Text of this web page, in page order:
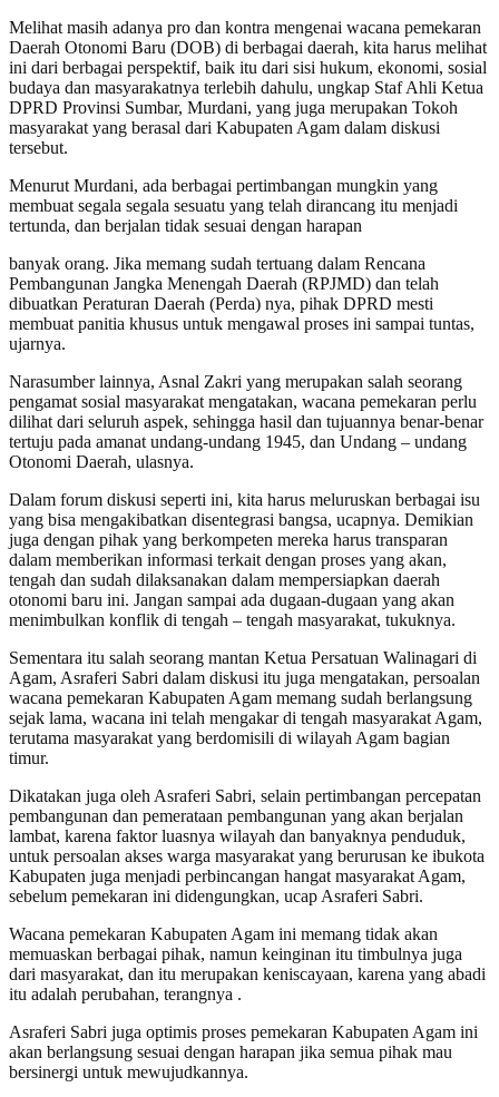
Melihat masih adanya pro dan kontra mengenai wacana pemekaran
Daerah Otonomi Baru (DOB) di berbagai daerah, kita harus melihat
ini dari berbagai perspektif, baik itu dari sisi hukum, ekonomi, sosial
budaya dan masyarakatnya terlebih dahulu, ungkap Staf Ahli Ketua
DPRD Provinsi Sumbar, Murdani, yang juga merupakan Tokoh
masyarakat yang berasal dari Kabupaten Agam dalam diskusi
tersebut.
Menurut Murdani, ada berbagai pertimbangan mungkin yang
membuat segala segala sesuatu yang telah dirancang itu menjadi
tertunda, dan berjalan tidak sesuai dengan harapan
banyak orang. Jika memang sudah tertuang dalam Rencana
Pembangunan Jangka Menengah Daerah (RPJMD) dan telah
dibuatkan Peraturan Daerah (Perda) nya, pihak DPRD mesti
membuat panitia khusus untuk mengawal proses ini sampai tuntas,
ujarnya.
Narasumber lainnya, Asnal Zakri yang merupakan salah seorang
pengamat sosial masyarakat mengatakan, wacana pemekaran perlu
dilihat dari seluruh aspek, sehingga hasil dan tujuannya benar-benar
tertuju pada amanat undang-undang 1945, dan Undang – undang
Otonomi Daerah, ulasnya.
Dalam forum diskusi seperti ini, kita harus meluruskan berbagai isu
yang bisa mengakibatkan disentegrasi bangsa, ucapnya. Demikian
juga dengan pihak yang berkompeten mereka harus transparan
dalam memberikan informasi terkait dengan proses yang akan,
tengah dan sudah dilaksanakan dalam mempersiapkan daerah
otonomi baru ini. Jangan sampai ada dugaan-dugaan yang akan
menimbulkan konflik di tengah – tengah masyarakat, tukuknya.
Sementara itu salah seorang mantan Ketua Persatuan Walinagari di
Agam, Asraferi Sabri dalam diskusi itu juga mengatakan, persoalan
wacana pemekaran Kabupaten Agam memang sudah berlangsung
sejak lama, wacana ini telah mengakar di tengah masyarakat Agam,
terutama masyarakat yang berdomisili di wilayah Agam bagian
timur.
Dikatakan juga oleh Asraferi Sabri, selain pertimbangan percepatan
pembangunan dan pemerataan pembangunan yang akan berjalan
lambat, karena faktor luasnya wilayah dan banyaknya penduduk,
untuk persoalan akses warga masyarakat yang berurusan ke ibukota
Kabupaten juga menjadi perbincangan hangat masyarakat Agam,
sebelum pemekaran ini didengungkan, ucap Asraferi Sabri.
Wacana pemekaran Kabupaten Agam ini memang tidak akan
memuaskan berbagai pihak, namun keinginan itu timbulnya juga
dari masyarakat, dan itu merupakan keniscayaan, karena yang abadi
itu adalah perubahan, terangnya .
Asraferi Sabri juga optimis proses pemekaran Kabupaten Agam ini
akan berlangsung sesuai dengan harapan jika semua pihak mau
bersinergi untuk mewujudkannya.